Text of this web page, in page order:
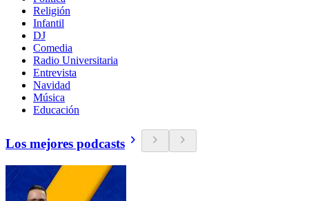
Religión
Infantil
DJ
Comedia
Radio Universitaria
Entrevista
Navidad
Música
Educación
Los mejores podcasts